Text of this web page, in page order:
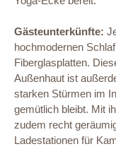
Gästeunterkünfte:
hochmodernen
Fiberglasplatten.
Außenhaut ist
starken Stürmen im
gemütlich bleibt. Mit
zudem recht
Ladestationen für